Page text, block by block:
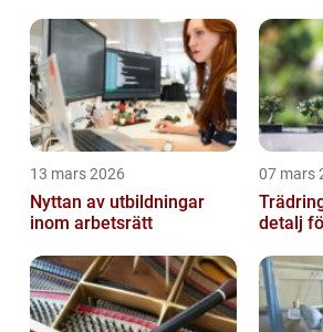
13 mars 2026
Nyttan av utbildningar
inom arbetsrätt
07 mars
detalj